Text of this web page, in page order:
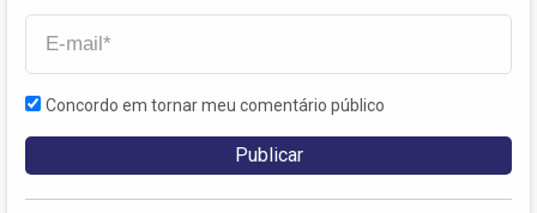
Concordo em tornar meu comentário público